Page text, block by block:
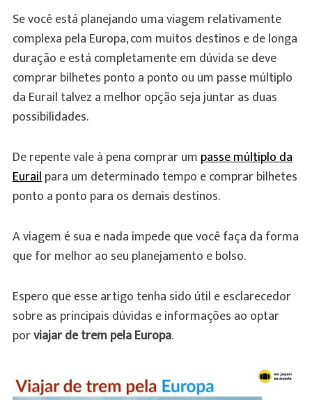
Se você está planejando uma viagem relativamente
complexa pela Europa, com muitos destinos e de longa
duração e está completamente em dúvida se deve
comprar bilhetes ponto a ponto ou um passe múltiplo
da Eurail talvez a melhor opção seja juntar as duas
possibilidades.
De repente vale à pena comprar um passe múltiplo da
Eurailpara um determinado tempo e comprar bilhetes
ponto a ponto para os demais destinos.
A viagem é sua e nada impede que você faça da forma
que for melhor ao seu planejamento e bolso.
Espero que esse artigo tenha sido útil e esclarecedor
sobre as principais dúvidas e informações ao optar
porviajar de trem pela Europa.